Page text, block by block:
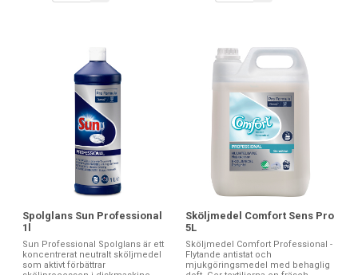
Spolglans Sun Professional
1l
Sun Professional Spolglans är ett
koncentrerat neutralt sköljmedel
som aktivt förbättrar
Sköljmedel Comfort Sens Pro
5L
Sköljmedel Comfort Professional -
Flytande antistat och
mjukgöringsmedel med behaglig